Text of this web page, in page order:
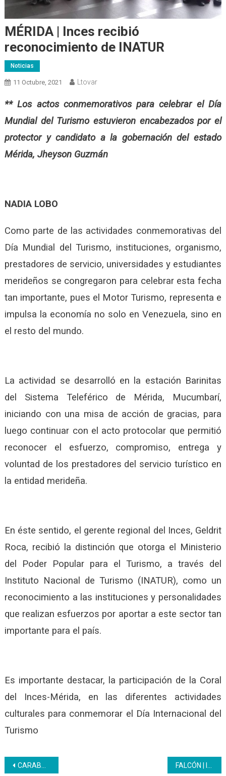
MÉRIDA | Inces recibió
reconocimiento de INATUR
Noticias
11 Octubre, 2021 Ltovar
** Los actos conmemorativos para celebrar el Día
Mundial del Turismo estuvieron encabezados por el
protector y candidato a la gobernación del estado
Mérida, Jheyson Guzmán
NADIA LOBO
Como parte de las actividades conmemorativas del
Día Mundial del Turismo, instituciones, organismo,
prestadores de servicio, universidades y estudiantes
merideños se congregaron para celebrar esta fecha
tan importante, pues el Motor Turismo, representa e
impulsa la economía no solo en Venezuela, sino en
el resto del mundo.
La actividad se desarrolló en la estación Barinitas
del Sistema Teleférico de Mérida, Mucumbarí,
iniciando con una misa de acción de gracias, para
luego continuar con el acto protocolar que permitió
reconocer el esfuerzo, compromiso, entrega y
voluntad de los prestadores del servicio turístico en
la entidad merideña.
En éste sentido, el gerente regional del Inces, Geldrit
Roca, recibió la distinción que otorga el Ministerio
del Poder Popular para el Turismo, a través del
Instituto Nacional de Turismo (INATUR), como un
reconocimiento a las instituciones y personalidades
que realizan esfuerzos por aportar a este sector tan
importante para el país.
Es importante destacar, la participación de la Coral
del Inces-Mérida, en las diferentes actividades
culturales para conmemorar el Día Internacional del
Turismo
Navegación
CARABOBO | Brigada del CFS Luis Beltrán Prieto recupera Mesa-Sillas de la Escuela Miguel Peña